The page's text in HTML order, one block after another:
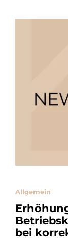
Allgemein
bei